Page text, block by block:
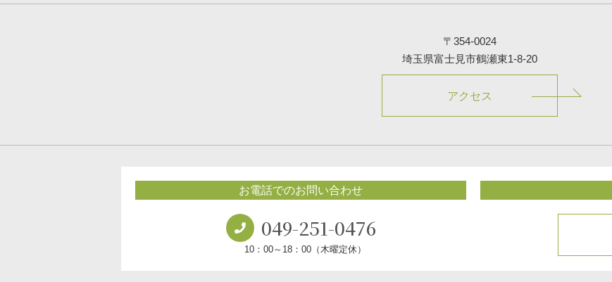
〒354-0024
埼玉県富士見市鶴瀬東1-8-20
アクセス
お電話でのお問い合わせ
049-251-0476
10：00～18：00（木曜定休）